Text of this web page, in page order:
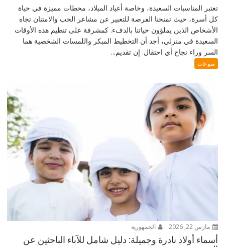
تعتبر المناسبات السعيدة، وخاصة أعياد الميلاد، محطات مميزة في حياة
كل أسرة، حيث تمنحنا الفرصة للتعبير عن مشاعر الحب والامتنان تجاه
الأشخاص الذين يملؤون حياتنا بالدفء. كمشرفة على تنظيم هذه الأوقات
السعيدة في منزلي، أجد أن التخطيط المبكر واللمسات الشخصية هما
السر وراء نجاح أي احتفال. إن تقديم...
منوعات
مارس 22, 2026 الجمهورية
أسماء أولاد نادرة وجميلة: دليل شامل للآباء الباحثين عن